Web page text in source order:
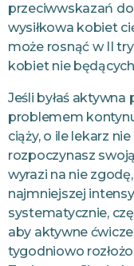
przeciwwskazań
wysiłkowa kobiet
może rosnąć w II
kobiet nie
Jeśli byłaś
problemem
ciąży, o ile lekarz
rozpoczynasz
wyrazi na nie
najmniejszej
systematycznie,
aby aktywne
tygodniowo